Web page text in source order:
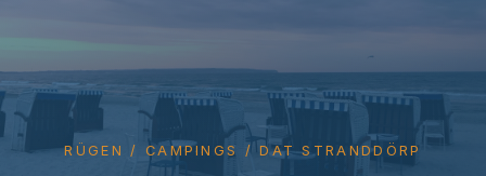
RÜGEN / CAMPINGS / DAT STRANDDÖRP